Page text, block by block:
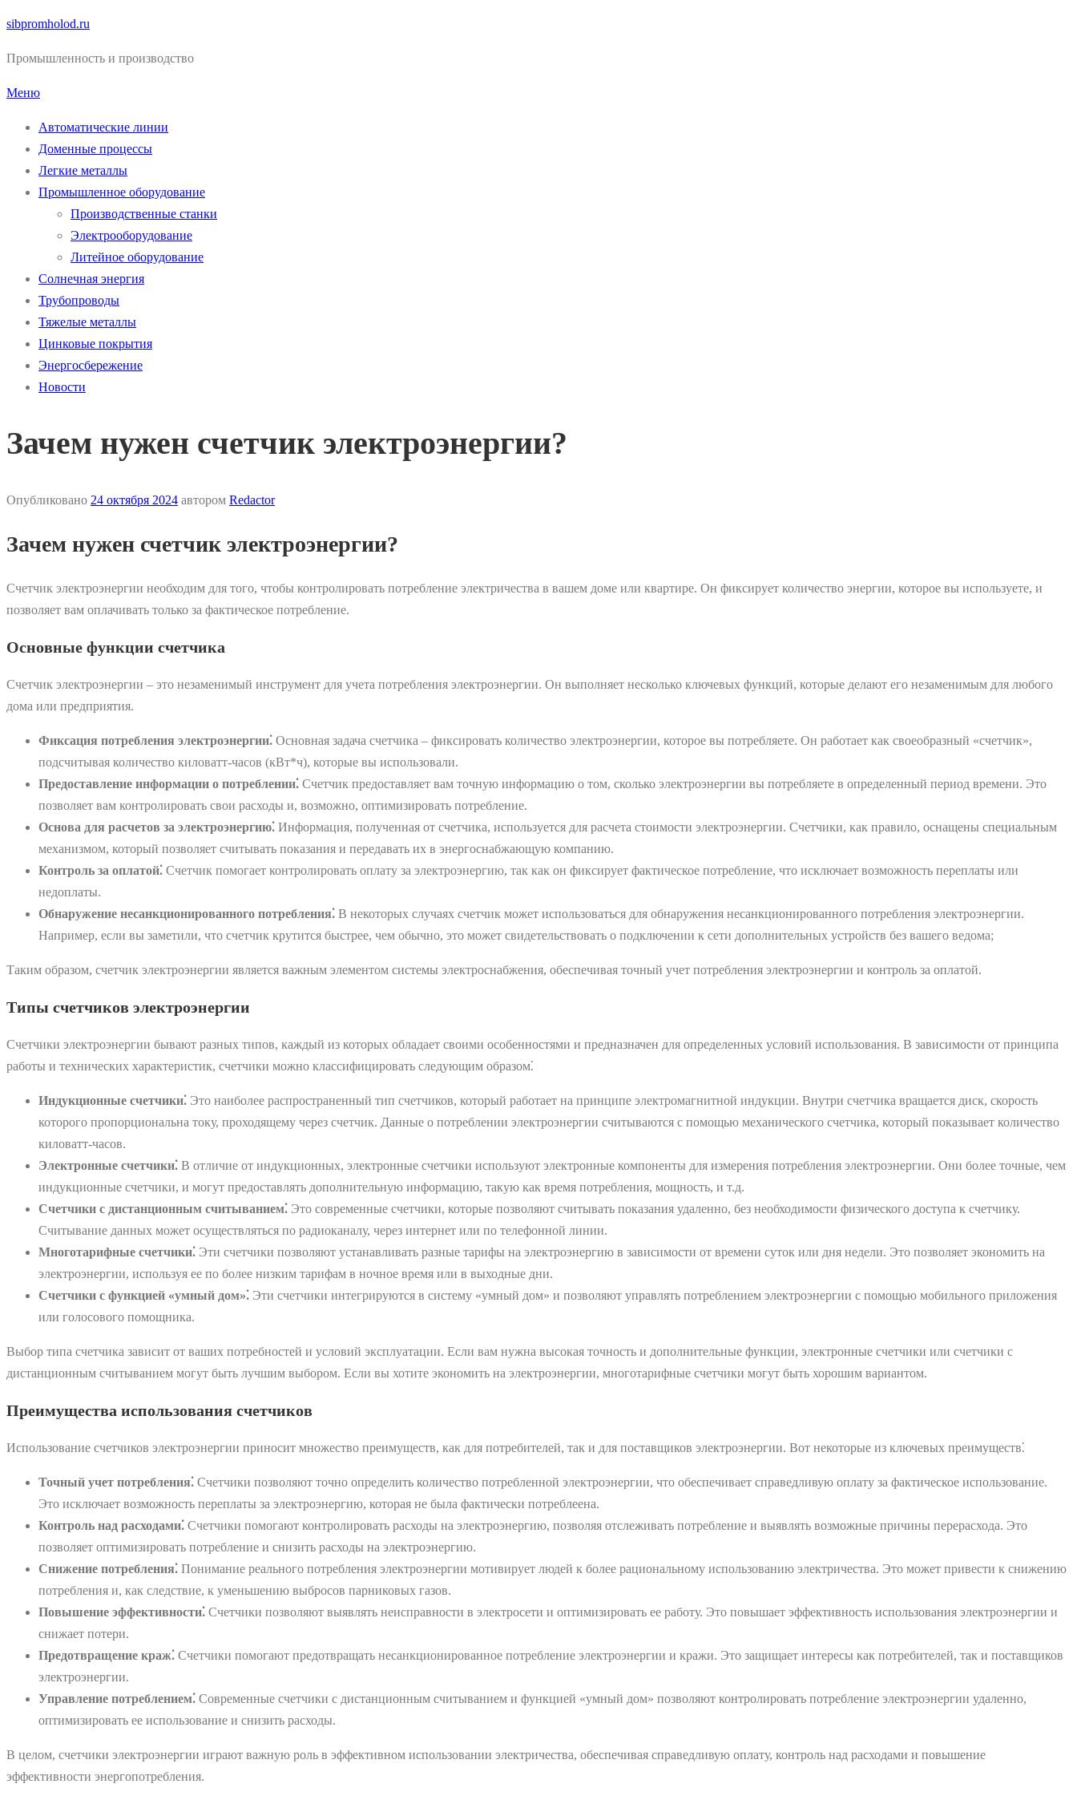
Перейти
содержимому
sibpromholod.ru
Промышленность и производство
Меню
Автоматические линии
Доменные процессы
Легкие металлы
Промышленное оборудование
Производственные станки
Электрооборудование
Литейное оборудование
Солнечная энергия
Трубопроводы
Тяжелые металлы
Цинковые покрытия
Энергосбережение
Новости
Зачем нужен счетчик электроэнергии?
Опубликовано 24 октября 2024 автором Redactor
Зачем нужен счетчик электроэнергии?
Счетчик электроэнергии необходим для того, чтобы контролировать потребление электричества в вашем доме или квартире. Он фиксирует количество энергии, которое вы используете, и
позволяет вам оплачивать только за фактическое потребление.
Основные функции счетчика
Счетчик электроэнергии – это незаменимый инструмент для учета потребления электроэнергии. Он выполняет несколько ключевых функций, которые делают его незаменимым для любого
дома или предприятия.
Фиксация потребления электроэнергии⁚ Основная задача счетчика – фиксировать количество электроэнергии, которое вы потребляете. Он работает как своеобразный «счетчик»,
подсчитывая количество киловатт-часов (кВт*ч), которые вы использовали.
Предоставление информации о потреблении⁚ Счетчик предоставляет вам точную информацию о том, сколько электроэнергии вы потребляете в определенный период времени. Это
позволяет вам контролировать свои расходы и, возможно, оптимизировать потребление.
Основа для расчетов за электроэнергию⁚ Информация, полученная от счетчика, используется для расчета стоимости электроэнергии. Счетчики, как правило, оснащены специальным
механизмом, который позволяет считывать показания и передавать их в энергоснабжающую компанию.
Контроль за оплатой⁚ Счетчик помогает контролировать оплату за электроэнергию, так как он фиксирует фактическое потребление, что исключает возможность переплаты или
недоплаты.
Обнаружение несанкционированного потребления⁚ В некоторых случаях счетчик может использоваться для обнаружения несанкционированного потребления электроэнергии.
Например, если вы заметили, что счетчик крутится быстрее, чем обычно, это может свидетельствовать о подключении к сети дополнительных устройств без вашего ведома;
Таким образом, счетчик электроэнергии является важным элементом системы электроснабжения, обеспечивая точный учет потребления электроэнергии и контроль за оплатой.
Типы счетчиков электроэнергии
Счетчики электроэнергии бывают разных типов, каждый из которых обладает своими особенностями и предназначен для определенных условий использования. В зависимости от принципа
работы и технических характеристик, счетчики можно классифицировать следующим образом⁚
Индукционные счетчики⁚ Это наиболее распространенный тип счетчиков, который работает на принципе электромагнитной индукции. Внутри счетчика вращается диск, скорость
которого пропорциональна току, проходящему через счетчик. Данные о потреблении электроэнергии считываются с помощью механического счетчика, который показывает количество
киловатт-часов.
Электронные счетчики⁚ В отличие от индукционных, электронные счетчики используют электронные компоненты для измерения потребления электроэнергии. Они более точные, чем
индукционные счетчики, и могут предоставлять дополнительную информацию, такую как время потребления, мощность, и т.д.
Счетчики с дистанционным считыванием⁚ Это современные счетчики, которые позволяют считывать показания удаленно, без необходимости физического доступа к счетчику.
Считывание данных может осуществляться по радиоканалу, через интернет или по телефонной линии.
Многотарифные счетчики⁚ Эти счетчики позволяют устанавливать разные тарифы на электроэнергию в зависимости от времени суток или дня недели. Это позволяет экономить на
электроэнергии, используя ее по более низким тарифам в ночное время или в выходные дни.
Счетчики с функцией «умный дом»⁚ Эти счетчики интегрируются в систему «умный дом» и позволяют управлять потреблением электроэнергии с помощью мобильного приложения
или голосового помощника.
Выбор типа счетчика зависит от ваших потребностей и условий эксплуатации. Если вам нужна высокая точность и дополнительные функции, электронные счетчики или счетчики с
дистанционным считыванием могут быть лучшим выбором. Если вы хотите экономить на электроэнергии, многотарифные счетчики могут быть хорошим вариантом.
Преимущества использования счетчиков
Использование счетчиков электроэнергии приносит множество преимуществ, как для потребителей, так и для поставщиков электроэнергии. Вот некоторые из ключевых преимуществ⁚
Точный учет потребления⁚ Счетчики позволяют точно определить количество потребленной электроэнергии, что обеспечивает справедливую оплату за фактическое использование.
Это исключает возможность переплаты за электроэнергию, которая не была фактически потреблеена.
Контроль над расходами⁚ Счетчики помогают контролировать расходы на электроэнергию, позволяя отслеживать потребление и выявлять возможные причины перерасхода. Это
позволяет оптимизировать потребление и снизить расходы на электроэнергию.
Снижение потребления⁚ Понимание реального потребления электроэнергии мотивирует людей к более рациональному использованию электричества. Это может привести к снижению
потребления и, как следствие, к уменьшению выбросов парниковых газов.
Повышение эффективности⁚ Счетчики позволяют выявлять неисправности в электросети и оптимизировать ее работу. Это повышает эффективность использования электроэнергии и
снижает потери.
Предотвращение краж⁚ Счетчики помогают предотвращать несанкционированное потребление электроэнергии и кражи. Это защищает интересы как потребителей, так и поставщиков
электроэнергии.
Управление потреблением⁚ Современные счетчики с дистанционным считыванием и функцией «умный дом» позволяют контролировать потребление электроэнергии удаленно,
оптимизировать ее использование и снизить расходы.
В целом, счетчики электроэнергии играют важную роль в эффективном использовании электричества, обеспечивая справедливую оплату, контроль над расходами и повышение
эффективности энергопотребления.